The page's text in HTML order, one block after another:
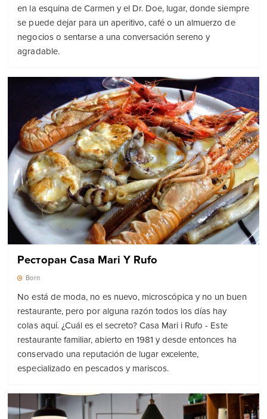
en la esquina de Carmen y el Dr. Doe, lugar, donde siempre
se puede dejar para un aperitivo, café o un almuerzo de
negocios o sentarse a una conversación sereno y
agradable.
Ресторан Casa Mari Y Rufo
Born
No está de moda, no es nuevo, microscópica y no un buen
restaurante, pero por alguna razón todos los días hay
colas aquí. ¿Cuál es el secreto? Casa Mari i Rufo - Este
restaurante familiar, abierto en 1981 y desde entonces ha
conservado una reputación de lugar excelente,
especializado en pescados y mariscos.